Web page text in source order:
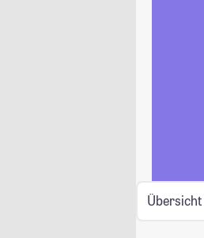
Übersicht